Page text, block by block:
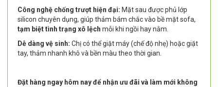
Công nghệ chống trượt hiện đại: Mặt sau được phủ lớp
silicon chuyên dụng, giúp thảm bám chắc vào bề mặt sofa,
tạm biệt tình trạng xô lệch mỗi khi ngồi hay nằm.
Dễ dàng vệ sinh: Chị có thể giặt máy (chế độ nhẹ) hoặc giặt
tay, thảm nhanh khô và bền màu theo thời gian.
Đặt hàng ngay hôm nay để nhận ưu đãi và làm mới không